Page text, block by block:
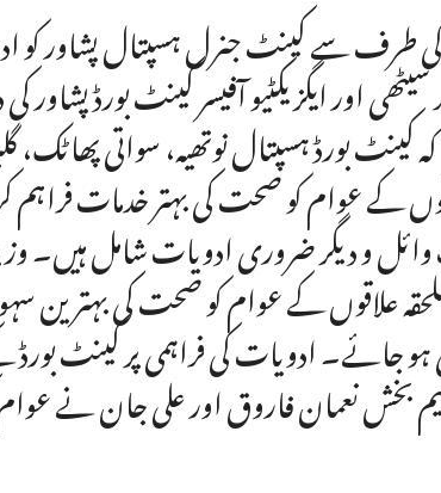
طرف سے کینٹ جنرل ہسپتال پشاور کو
اور ایگزیکٹیو آفیسر کینٹ بورڈ
کینٹ بورڈ ہسپتال نوتھیہ، سواتی
کے عوام کو صحت کی بہتر خدمات
وائل و دیگر ضروری ادویات شامل ہیں۔
علاقوں کے عوام کو صحت کی بہترین
ہو جائے۔ ادویات کی فراہمی پر کینٹ
نعیم بخش نعمان فاروق اور علی جان نے